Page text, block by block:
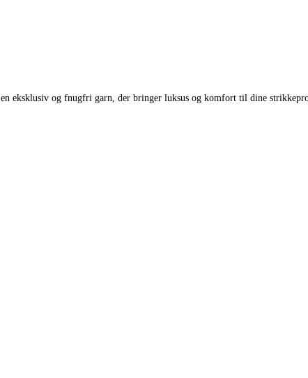
eksklusiv og fnugfri garn, der bringer luksus og komfort til dine